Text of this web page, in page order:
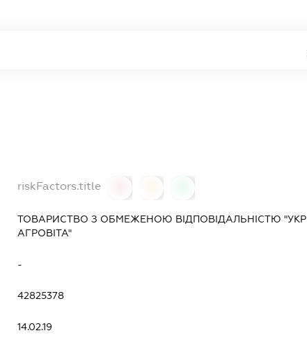
riskFactors.title
ТОВАРИСТВО З ОБМЕЖЕНОЮ ВІДПОВІДАЛЬНІСТЮ "УКР
АГРОВІТА"
-
42825378
14.02.19